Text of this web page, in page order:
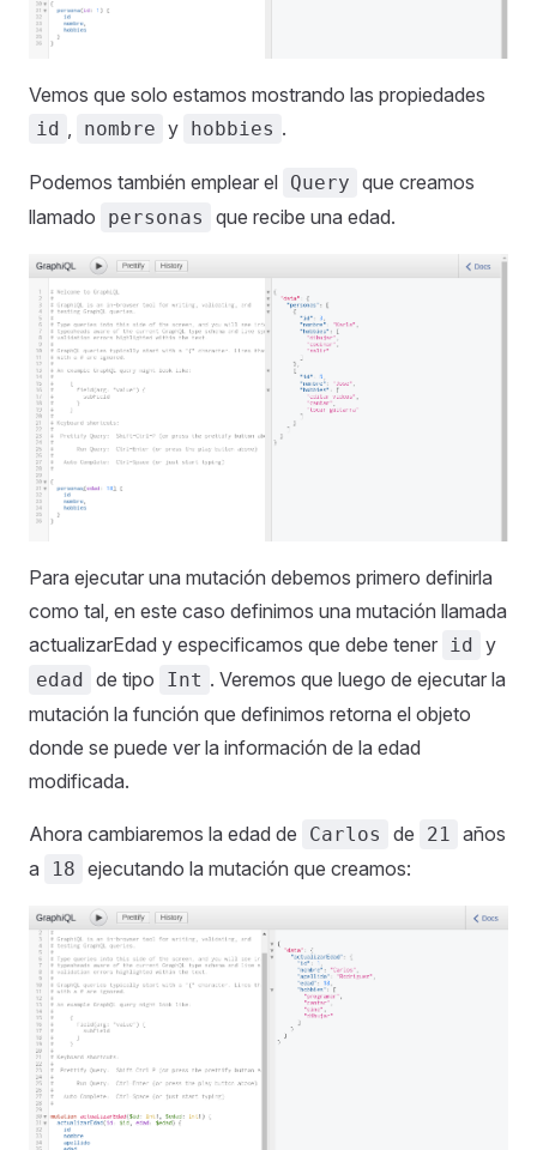
Vemos que solo estamos mostrando las propiedades
id nombre y hobbies .
Podemos también emplear el Query que creamos
llamado
personas que recibe una edad.
Para ejecutar una mutación debemos primero definirla
como tal, en este caso definimos una mutación llamada
actualizarEdad y especificamos que debe tener id y
edad de tipo Int . Veremos que luego de ejecutar la
mutación la función que definimos retorna el objeto
donde se puede ver la información de la edad
modificada.
Ahora cambiaremos la edad de Carlos de 21 años
a
18 ejecutando la mutación que creamos: